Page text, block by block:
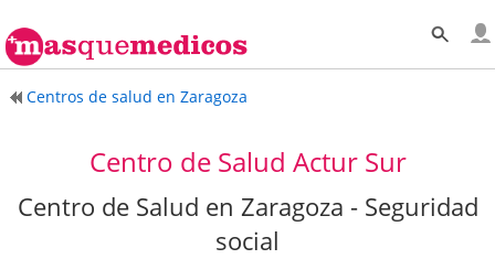
Centros de salud en Zaragoza
Centro de Salud Actur Sur
Centro de Salud en Zaragoza - Seguridad
social